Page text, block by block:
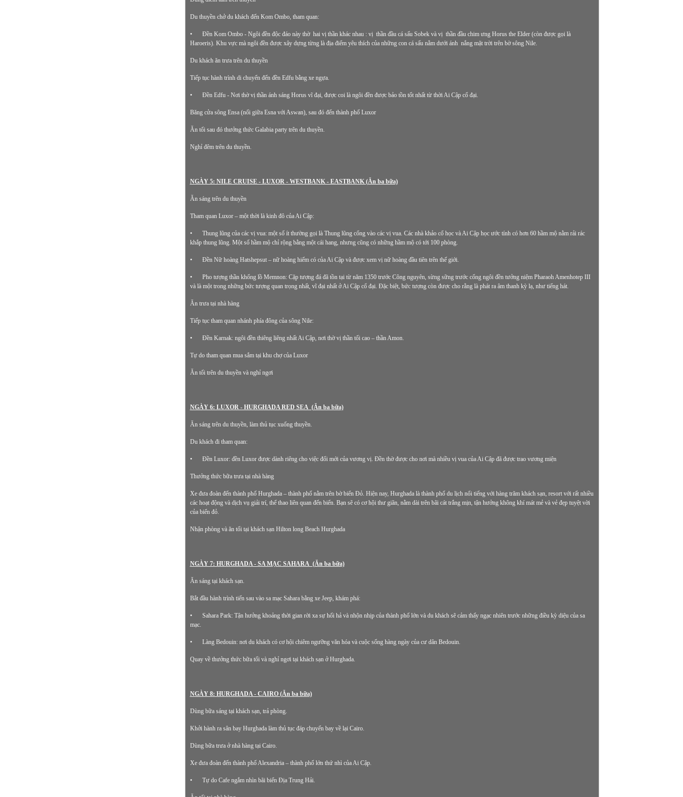
Du thuyền chở du khách đến Kom Ombo, tham quan:
•
Đền Kom Ombo - Ngôi đền độc đáo này thờ hai vị thần khác nhau : vị thần đầu cá sấu Sobek và vị thần đầu chim ưng Horus the Elder (còn được gọi là
Haroeris). Khu vực mà ngôi đền được xây dựng từng là địa điểm yêu thích của những con cá sấu nằm dưới ánh nắng mặt trời trên bờ sông Nile.
Du khách ăn trưa trên du thuyền
Tiếp tục hành trình di chuyển đến đền Edfu bằng xe ngựa.
• Đền Edfu - Nơi thờ vị thần ánh sáng Horus vĩ đại, được coi là ngôi đền được bảo tồn tốt nhất từ thời Ai Cập cổ đại.
Băng cửa sông Ensa (nối giữa Esna với Aswan), sau đó đến thành phố Luxor
Ăn tối sau đó thưởng thức Galabia party trên du thuyền.
Nghỉ đêm trên du thuyền.
NGÀY 5: NILE CRUISE - LUXOR - WESTBANK - EASTBANK (Ăn ba bữa)
Ăn sáng trên du thuyền
Tham quan Luxor – một thời là kinh đô của Ai Cập:
•
Thung lũng của các vị vua: một số ít thường gọi là Thung lũng cổng vào các vị vua. Các nhà khảo cổ học và Ai Cập học ước tính có hơn 60 hầm mộ nằm rải rác
khắp thung lũng. Một số hầm mộ chỉ rộng bằng một cái hang, nhưng cũng có những hầm mộ có tới 100 phòng.
• Đền Nữ hoàng Hatshepsut – nữ hoàng hiếm có của Ai Cập và được xem vị nữ hoàng đầu tiên trên thế giới.
•
Pho tượng thần khổng lồ Memnon: Cặp tượng đá đã tồn tại từ năm 1350 trước Công nguyên, sừng sững trước cổng ngôi đền tưởng niệm Pharaoh Amenhotep III
và là một trong những bức tượng quan trọng nhất, vĩ đại nhất ở Ai Cập cổ đại. Đặc biệt, bức tượng còn được cho rằng là phát ra âm thanh kỳ lạ, như tiếng hát.
Ăn trưa tại nhà hàng
Tiếp tục tham quan nhánh phía đông của sông Nile:
• Đền Karnak: ngôi đền thiêng liêng nhất Ai Cập, nơi thờ vị thần tối cao – thần Amon.
Tự do tham quan mua sắm tại khu chợ của Luxor
Ăn tối trên du thuyền và nghỉ ngơi
NGÀY 6: LUXOR - HURGHADA RED SEA (Ăn ba bữa)
Ăn sáng trên du thuyền, làm thủ tục xuống thuyền.
Du khách đi tham quan:
• Đền Luxor: đền Luxor được dành riêng cho việc đổi mới của vương vị. Đền thờ được cho nơi mà nhiều vị vua của Ai Cập đã được trao vương miện
Thưởng thức bữa trưa tại nhà hàng
Xe đưa đoàn đến thành phố Hurghada – thành phố nằm trên bờ biển Đỏ. Hiện nay, Hurghada là thành phố du lịch nổi tiếng với hàng trăm khách sạn, resort với rất nhiều
các hoạt động và dịch vụ giải trí, thể thao liên quan đến biển. Bạn sẽ có cơ hội thư giãn, nằm dài trên bãi cát trắng mịn, tận hưởng không khí mát mẻ và vẻ đẹp tuyệt vời
của biển đỏ.
Nhận phòng và ăn tối tại khách sạn Hilton long Beach Hurghada
NGÀY 7: HURGHADA - SA MẠC SAHARA (Ăn ba bữa)
Ăn sáng tại khách sạn.
Bắt đầu hành trình tiến sau vào sa mạc Sahara bằng xe Jeep, khám phá:
•
Sahara Park: Tận hưởng khoảng thời gian rời xa sự hối hả và nhộn nhịp của thành phố lớn và du khách sẽ cảm thấy ngạc nhiên trước những điều kỳ diệu của sa
mạc.
• Làng Bedouin: nơi du khách có cơ hội chiêm ngưỡng văn hóa và cuộc sống hàng ngày của cư dân Bedouin.
Quay về thưởng thức bữa tối và nghỉ ngơi tại khách sạn ở Hurghada.
NGÀY 8: HURGHADA - CAIRO (Ăn ba bữa)
Dùng bữa sáng tại khách sạn, trả phòng.
Khởi hành ra sân bay Hurghada làm thủ tục đáp chuyến bay về lại Cairo.
Dùng bữa trưa ở nhà hàng tại Cairo.
Xe đưa đoàn đến thành phố Alexandria – thành phố lớn thứ nhì của Ai Cập.
• Tự do Cafe ngắm nhìn bãi biển Địa Trung Hải.